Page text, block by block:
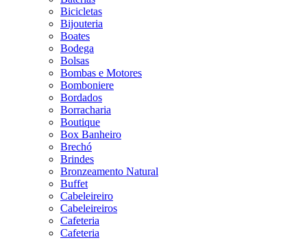
Bicicletas
Bijouteria
Boates
Bodega
Bolsas
Bombas e Motores
Bomboniere
Bordados
Borracharia
Boutique
Box Banheiro
Brechó
Brindes
Bronzeamento Natural
Buffet
Cabeleireiro
Cabeleireiros
Cafeteria
Cafeteria